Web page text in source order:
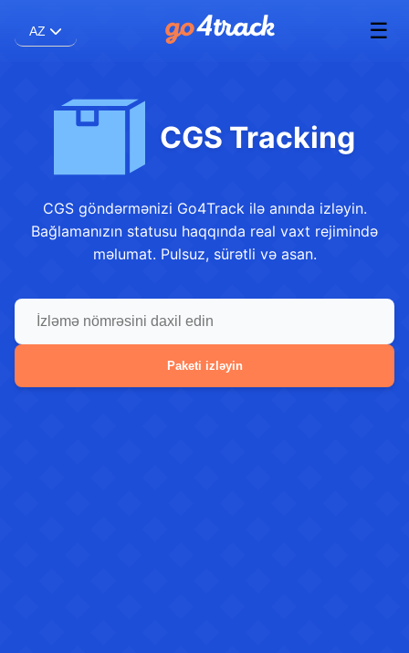
AZ ☰
CGS Tracking
CGS göndərmənizi Go4Track ilə anında izləyin.
Bağlamanızın statusu haqqında real vaxt rejimində
məlumat. Pulsuz, sürətli və asan.
Paketi izləyin